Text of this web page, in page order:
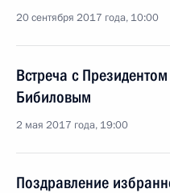
20 сентября 2017 года, 10:00
Встреча с
Бибиловым
2 мая 2017 года, 19:00
Поздравление